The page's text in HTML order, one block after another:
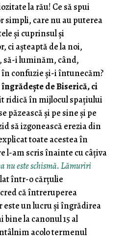
la rău! Ce să spui
simpli, care nu au puterea
și cuprinsul și
ci așteaptă de la noi,
i luminăm, când,
confuzie și-i întunecăm?
de Biserică, ci
ridică în mijlocul spațiului
păzească și pe sine și pe
să izgonească erezia din
toate acestea în
l-am scris înainte cu câțiva
nu este schismă. Lămuriri
într-o cărțulie
cred că întreruperea
un lucru și îngrădirea
la canonul 15 al
acolo termenul